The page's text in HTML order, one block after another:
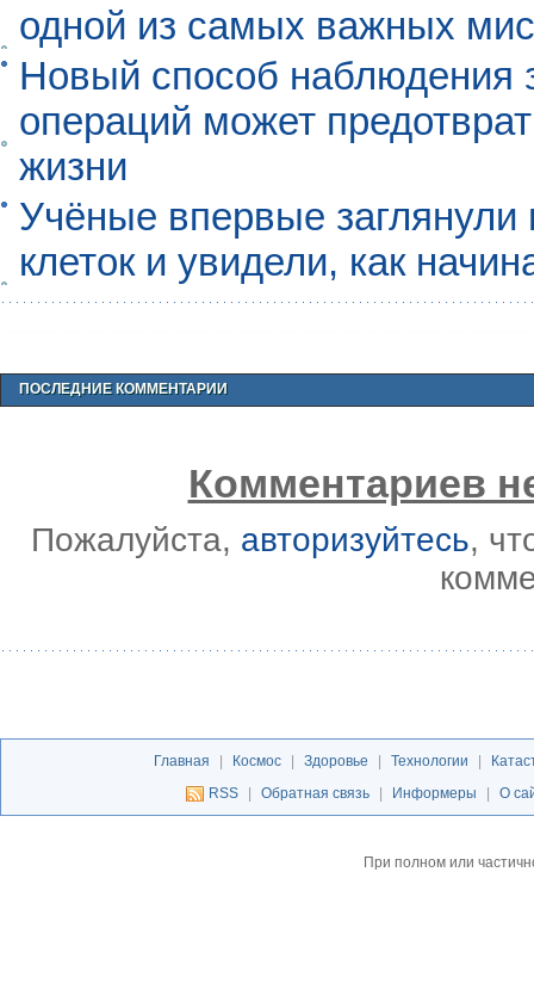
одной из самых важных
Новый способ наблюдения
операций может
жизни
Учёные впервые
клеток и увидели, как
ПОСЛЕДНИЕ КОММЕНТАРИИ
Комментариев
Пожалуйста, авторизуйтесь,
Главная Космос Здоровье Технологии
RSS
Обратная связь Информеры О
При полном или